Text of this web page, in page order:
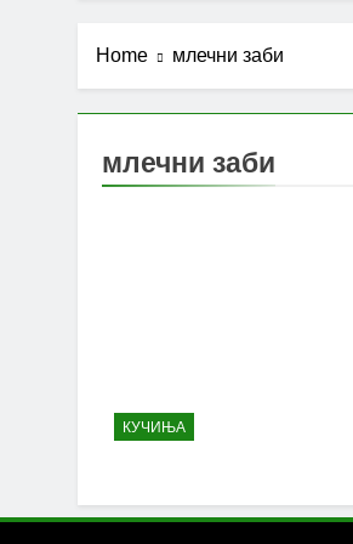
Home млечни заби
млечни заби
КУЧИЊА